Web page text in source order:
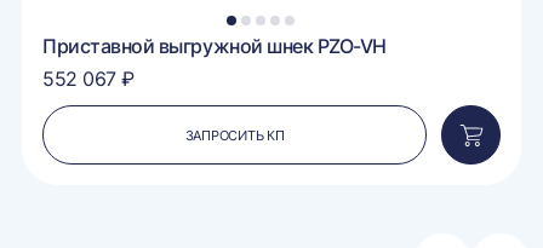
1 2 3 4 5
Приставной выгружной шнек PZO-VH
552 067 ₽
ЗАПРОСИТЬ КП
в